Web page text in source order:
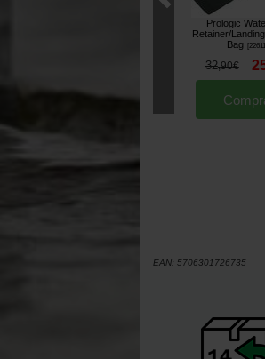
Prologic
Retainer/
Bag
32,90€
EAN: 5706301726735